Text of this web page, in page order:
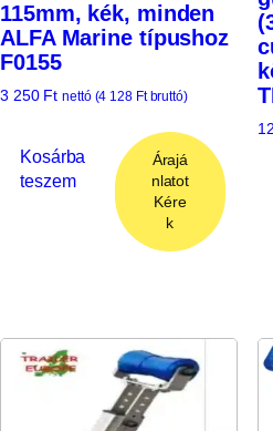
115mm, kék, minden
ALFA Marine típushoz
F0155
3 250 Ft nettó (4 128 Ftbruttó)
Kosárba
teszem
Árajá
nlatot
Kére
k